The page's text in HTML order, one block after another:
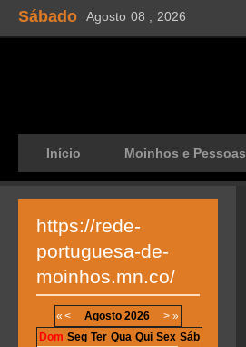
Sábado Agosto 08 , 2026
Início Moinhos e Pessoas
https://rede-
portuguesa-de-
moinhos.mn.co/
« < Agosto 2026 > »
Dom Seg Ter Qua Qui Sex Sáb